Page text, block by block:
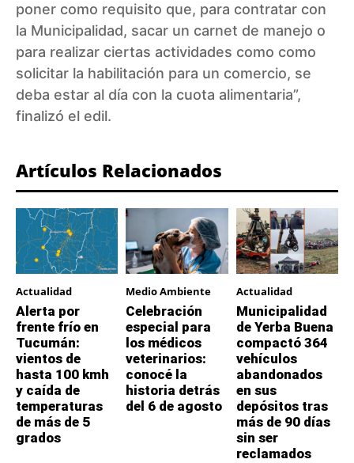
poner como requisito que, para contratar con
la Municipalidad, sacar un carnet de manejo o
para realizar ciertas actividades como como
solicitar la habilitación para un comercio, se
deba estar al día con la cuota alimentaria”,
finalizó el edil.
Artículos Relacionados
Actualidad
Alerta por
frente frío en
Tucumán:
vientos de
hasta 100 kmh
y caída de
temperaturas
de más de 5
grados
Medio Ambiente
Celebración
especial para
los médicos
veterinarios:
conocé la
historia detrás
del 6 de agosto
Actualidad
Municipalidad
de Yerba Buena
compactó 364
vehículos
abandonados
en sus
depósitos tras
más de 90 días
sin ser
reclamados